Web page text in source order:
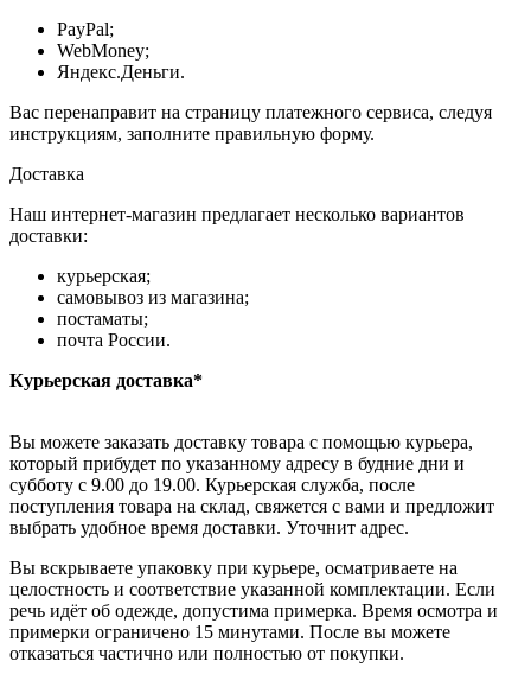
PayPal;
WebMoney;
Яндекс.Деньги.
Вас перенаправит на страницу платежного сервиса, следуя
инструкциям, заполните правильную форму.
Доставка
Наш интернет-магазин предлагает несколько вариантов
доставки:
курьерская;
самовывоз из магазина;
постаматы;
почта России.
Курьерская доставка*
Вы можете заказать доставку товара с помощью курьера,
который прибудет по указанному адресу в будние дни и
субботу с 9.00 до 19.00. Курьерская служба, после
поступления товара на склад, свяжется с вами и предложит
выбрать удобное время доставки. Уточнит адрес.
Вы вскрываете упаковку при курьере, осматриваете на
целостность и соответствие указанной комплектации. Если
речь идёт об одежде, допустима примерка. Время осмотра и
примерки ограничено 15 минутами. После вы можете
отказаться частично или полностью от покупки.